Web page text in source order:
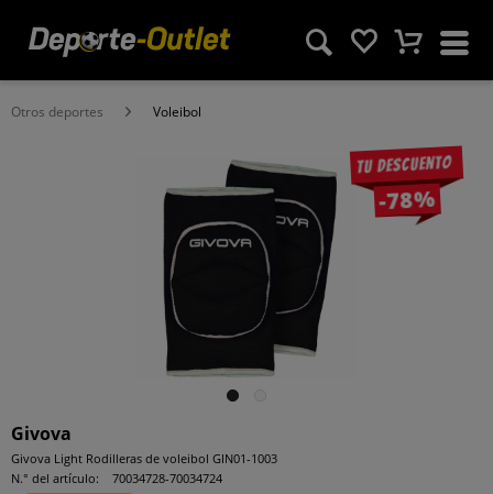
Otros deportes Voleibol
Tu descuento
-78%
Givova
Givova Light Rodilleras de voleibol GIN01-1003
N.° del artículo:
70034728-70034724